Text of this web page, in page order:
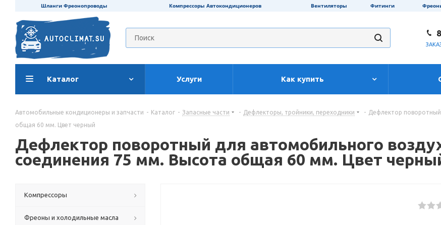
Шланги Фреонопроводы Компрессоры Автокондиционеров Вентиляторы Фитинги
Каталог Услуги Как купить
Автомобильные кондиционеры и запчасти - Каталог - Запасные части - Дефлекторы, тройники, переходники - Дефлектор
общая 60 мм. Цвет черный
Дефлектор поворотный для автомобильного
соединения 75 мм. Высота общая 60 мм. Цвет
Компрессоры
Фреоны и холодильные масла